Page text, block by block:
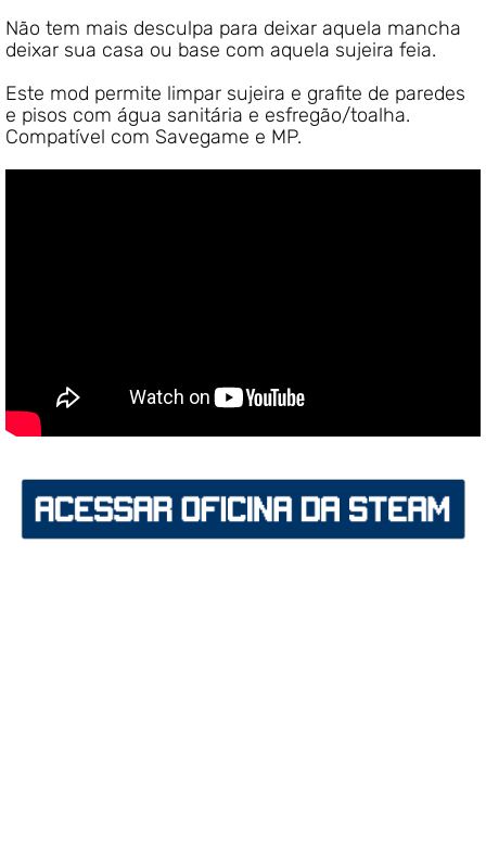
Não tem mais desculpa para deixar aquela mancha
deixar sua casa ou base com aquela sujeira feia.
Este mod permite limpar sujeira e grafite de paredes
e pisos com água sanitária e esfregão/toalha.
Compatível com Savegame e MP.